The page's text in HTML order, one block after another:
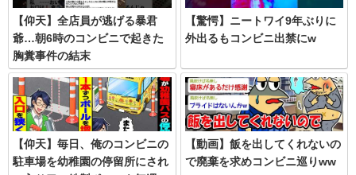
【仰天】全店員が逃げる暴君
爺…朝6時のコンビニで起きた
胸糞事件の結末
【驚愕】ニートワイ9年ぶりに
外出るもコンビニ出禁にw
【仰天】毎日、俺のコンビニの
駐車場を幼稚園の停留所にされ
【動画】飯を出してくれないの
で廃棄を求めコンビニ巡りww